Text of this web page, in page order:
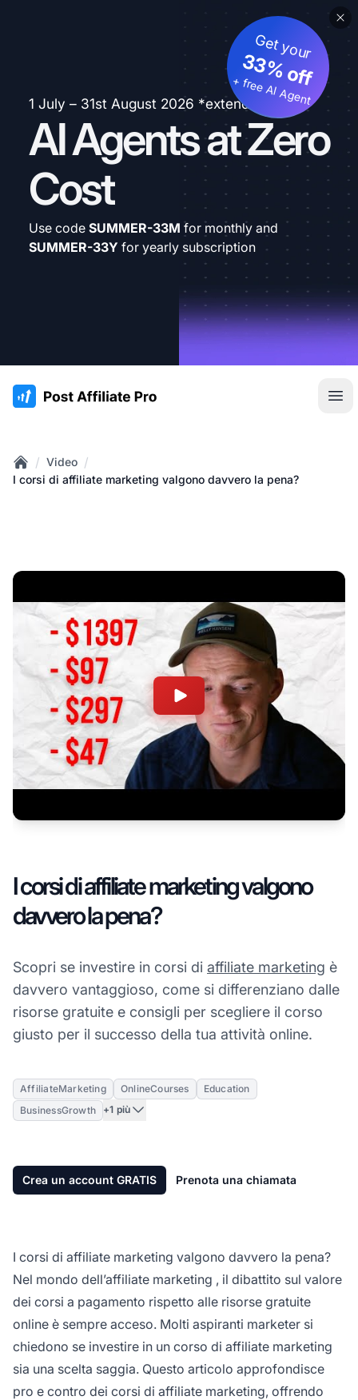
1 July – 31st August 2026 *extended
AI Agents at Zero
Cost
Get your
33% off
+ free AI Agent
Use code SUMMER-33M for monthly and
SUMMER-33Y for yearly subscription
:site.title
Home
/ Video /
I corsi di affiliate marketing valgono davvero la pena?
I corsi di affiliate marketing valgono
davvero la pena?
Scopri se investire in corsi di affiliate marketing è
davvero vantaggioso, come si differenziano dalle
risorse gratuite e consigli per scegliere il corso
giusto per il successo della tua attività online.
AffiliateMarketing OnlineCourses
Education
BusinessGrowth
+1 più
Crea un account GRATIS Prenota una chiamata
I corsi di affiliate marketing valgono davvero la pena?
Nel mondo dell’affiliate marketing , il dibattito sul valore
dei corsi a pagamento rispetto alle risorse gratuite
online è sempre acceso. Molti aspiranti marketer si
chiedono se investire in un corso di affiliate marketing
sia una scelta saggia. Questo articolo approfondisce
pro e contro dei corsi di affiliate marketing, offrendo